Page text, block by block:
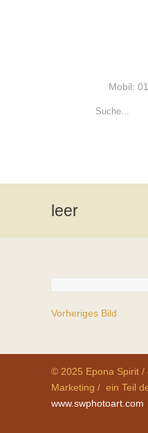
Mobil:
leer
Vorheriges Bild
© 2025 Epona Spirit /
Marketing / ein Teil
www.swphotoart.com